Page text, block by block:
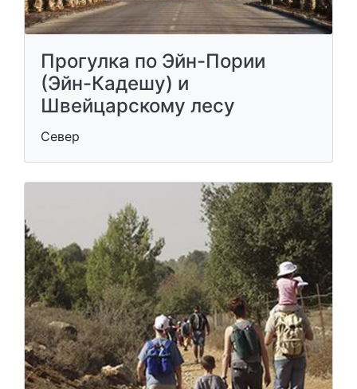
Прогулка по Эйн-Пории
(Эйн-Кадешу) и
Швейцарскому лесу
Север